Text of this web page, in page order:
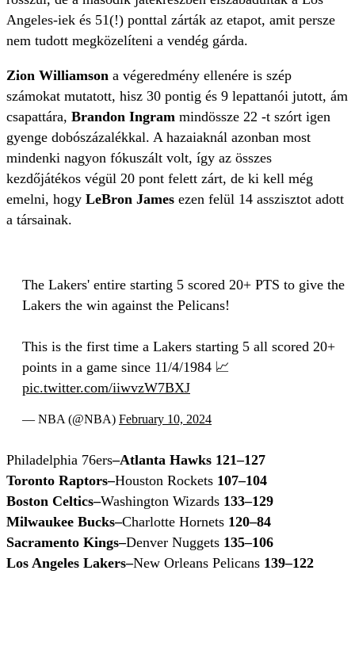
Angeles-iek és 51(!) ponttal zárták az etapot, amit persze
nem tudott megközelíteni a vendég gárda.
Zion Williamson a végeredmény ellenére is szép
számokat mutatott, hisz 30 pontig és 9 lepattanói jutott, ám
csapattára, Brandon Ingram mindössze 22 -t szórt igen
gyenge dobószázalékkal. A hazaiaknál azonban most
mindenki nagyon fókuszált volt, így az összes
kezdőjátékos végül 20 pont felett zárt, de ki kell még
emelni, hogy LeBron James ezen felül 14 asszisztot adott
a társainak.
The Lakers' entire starting 5 scored 20+ PTS to give the
Lakers the win against the Pelicans!
This is the first time a Lakers starting 5 all scored 20+
points in a game since 11/4/1984 📈
pic.twitter.com/iiwvzW7BXJ
— NBA (@NBA) February 10, 2024
Philadelphia 76ers–Atlanta Hawks 121–127
Toronto Raptors–Houston Rockets 107–104
Boston Celtics–Washington Wizards 133–129
Milwaukee Bucks–Charlotte Hornets 120–84
Sacramento Kings–Denver Nuggets 135–106
Los Angeles Lakers–New Orleans Pelicans 139–122